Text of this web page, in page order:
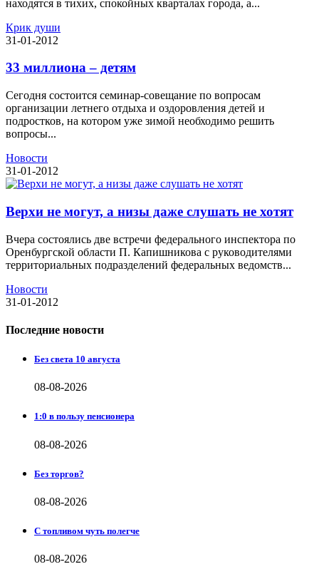
находятся в тихих, спокойных кварталах города, а...
Крик души
31-01-2012
33 миллиона – детям
Сегодня состоится семинар-совещание по вопросам
организации летнего отдыха и оздоровления детей и
подростков, на котором уже зимой необходимо решить
вопросы...
Новости
31-01-2012
Верхи не могут, а низы даже слушать не хотят
Вчера состоялись две встречи федерального инспектора по
Оренбургской области П. Капишникова с руководителями
территориальных подразделений федеральных ведомств...
Новости
31-01-2012
Последние новости
Без света 10 августа
08-08-2026
1:0 в пользу пенсионера
08-08-2026
Без торгов?
08-08-2026
С топливом чуть полегче
08-08-2026